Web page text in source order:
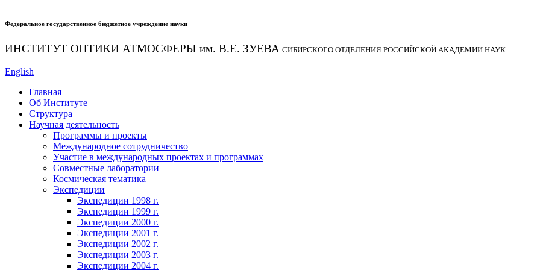
Федеральное государственное бюджетное учреждение науки
ИНСТИТУТ ОПТИКИ АТМОСФЕРЫ им. В.Е. ЗУЕВА СИБИРСКОГО ОТДЕЛЕНИЯ РОССИЙСКОЙ АКАДЕМИИ НАУК
English
Главная
Об Институте
Структура
Научная деятельность
Программы и проекты
Международное сотрудничество
Участие в международных проектах и программах
Совместные лаборатории
Космическая тематика
Экспедиции
Экспедиции 1998 г.
Экспедиции 1999 г.
Экспедиции 2000 г.
Экспедиции 2001 г.
Экспедиции 2002 г.
Экспедиции 2003 г.
Экспедиции 2004 г.